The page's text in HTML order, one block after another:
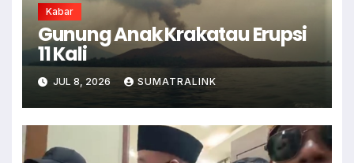
Kabar
Gunung Anak Krakatau Erupsi
11 Kali
JUL 8, 2026 SUMATRALINK